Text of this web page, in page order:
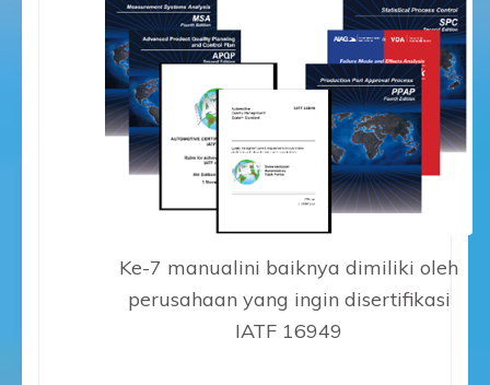
Ke-7 manualini baiknya dimiliki oleh
perusahaan yang ingin disertifikasi
IATF 16949